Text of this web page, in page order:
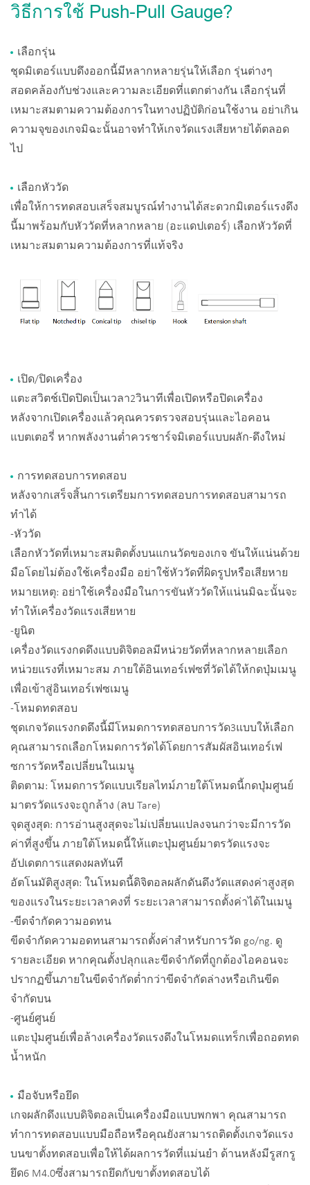
วิธีการใช้ Push-Pull Gauge?
เลือกรุ่น
ชุดมิเตอร์แบบดึงออกนี้มีหลากหลายรุ่นให้เลือก รุ่นต่างๆ
สอดคล้องกับช่วงและความละเอียดที่แตกต่างกัน เลือกรุ่นที่
เหมาะสมตามความต้องการในทางปฏิบัติก่อนใช้งาน อย่าเกิน
ความจุของเกจมิฉะนั้นอาจทำให้เกจวัดแรงเสียหายได้ตลอด
ไป
เลือกหัววัด
เพื่อให้การทดสอบเสร็จสมบูรณ์ทำงานได้สะดวกมิเตอร์แรงดึง
นี้มาพร้อมกับหัววัดที่หลากหลาย (อะแดปเตอร์) เลือกหัววัดที่
เหมาะสมตามความต้องการที่แท้จริง
เปิด/ปิดเครื่อง
แตะสวิตช์เปิดปิดเป็นเวลา2วินาทีเพื่อเปิดหรือปิดเครื่อง
หลังจากเปิดเครื่องแล้วคุณควรตรวจสอบรุ่นและไอคอน
แบตเตอรี่ หากพลังงานต่ำควรชาร์จมิเตอร์แบบผลัก-ดึงใหม่
การทดสอบการทดสอบ
หลังจากเสร็จสิ้นการเตรียมการทดสอบการทดสอบสามารถ
ทำได้
-หัววัด
เลือกหัววัดที่เหมาะสมติดตั้งบนแกนวัดของเกจ ขันให้แน่นด้วย
มือโดยไม่ต้องใช้เครื่องมือ อย่าใช้หัววัดที่ผิดรูปหรือเสียหาย
หมายเหตุ: อย่าใช้เครื่องมือในการขันหัววัดให้แน่นมิฉะนั้นจะ
ทำให้เครื่องวัดแรงเสียหาย
-ยูนิต
เครื่องวัดแรงกดดึงแบบดิจิตอลมีหน่วยวัดที่หลากหลายเลือก
หน่วยแรงที่เหมาะสม ภายใต้อินเทอร์เฟซที่วัดได้ให้กดปุ่มเมนู
เพื่อเข้าสู่อินเทอร์เฟซเมนู
-โหมดทดสอบ
ชุดเกจวัดแรงกดดึงนี้มีโหมดการทดสอบการวัด3แบบให้เลือก
คุณสามารถเลือกโหมดการวัดได้โดยการสัมผัสอินเทอร์เฟ
ซการวัดหรือเปลี่ยนในเมนู
ติดตาม: โหมดการวัดแบบเรียลไทม์ภายใต้โหมดนี้กดปุ่มศูนย์
มาตรวัดแรงจะถูกล้าง (ลบ Tare)
จุดสูงสุด: การอ่านสูงสุดจะไม่เปลี่ยนแปลงจนกว่าจะมีการวัด
ค่าที่สูงขึ้น ภายใต้โหมดนี้ให้แตะปุ่มศูนย์มาตรวัดแรงจะ
อัปเดตการแสดงผลทันที
อัตโนมัติสูงสุด: ในโหมดนี้ดิจิตอลผลักดันดึงวัดแสดงค่าสูงสุด
ของแรงในระยะเวลาคงที่ ระยะเวลาสามารถตั้งค่าได้ในเมนู
-ขีดจำกัดความอดทน
ขีดจำกัดความอดทนสามารถตั้งค่าสำหรับการวัด go/ng. ดู
รายละเอียด หากคุณตั้งปลุกและขีดจำกัดที่ถูกต้องไอคอนจะ
ปรากฏขึ้นภายในขีดจำกัดต่ำกว่าขีดจำกัดล่างหรือเกินขีด
จำกัดบน
-ศูนย์ศูนย์
แตะปุ่มศูนย์เพื่อล้างเครื่องวัดแรงดึงในโหมดแทร็กเพื่อถอดทด
น้ำหนัก
มือจับหรือยึด
เกจผลักดึงแบบดิจิตอลเป็นเครื่องมือแบบพกพา คุณสามารถ
ทำการทดสอบแบบมือถือหรือคุณยังสามารถติดตั้งเกจวัดแรง
บนขาตั้งทดสอบเพื่อให้ได้ผลการวัดที่แม่นยำ ด้านหลังมีรูสกรู
ยึด6 M4.0ซึ่งสามารถยึดกับขาตั้งทดสอบได้